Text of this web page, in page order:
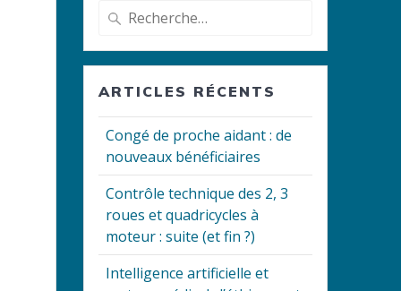
Recherche
:
ARTICLES RÉCENTS
Congé de proche aidant : de
nouveaux bénéficiaires
Contrôle technique des 2, 3
roues et quadricycles à
moteur : suite (et fin ?)
Intelligence artificielle et